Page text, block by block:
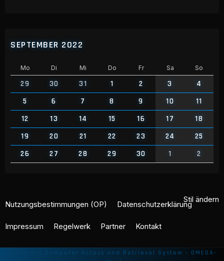
SEPTEMBER 2022
Mo Di Mi Do Fr Sa So
29 30 31 1 2 3
4
5
6 7 8 9 10
11
12
13 14 15 16 17
18
19
20 21 22 23 24
25
26
27 28 29 30 1 2
Stil ändern
Nutzungsbestimmungen (OP) Datenschutzerklärung
Impressum Regelwerk Partner Kontakt